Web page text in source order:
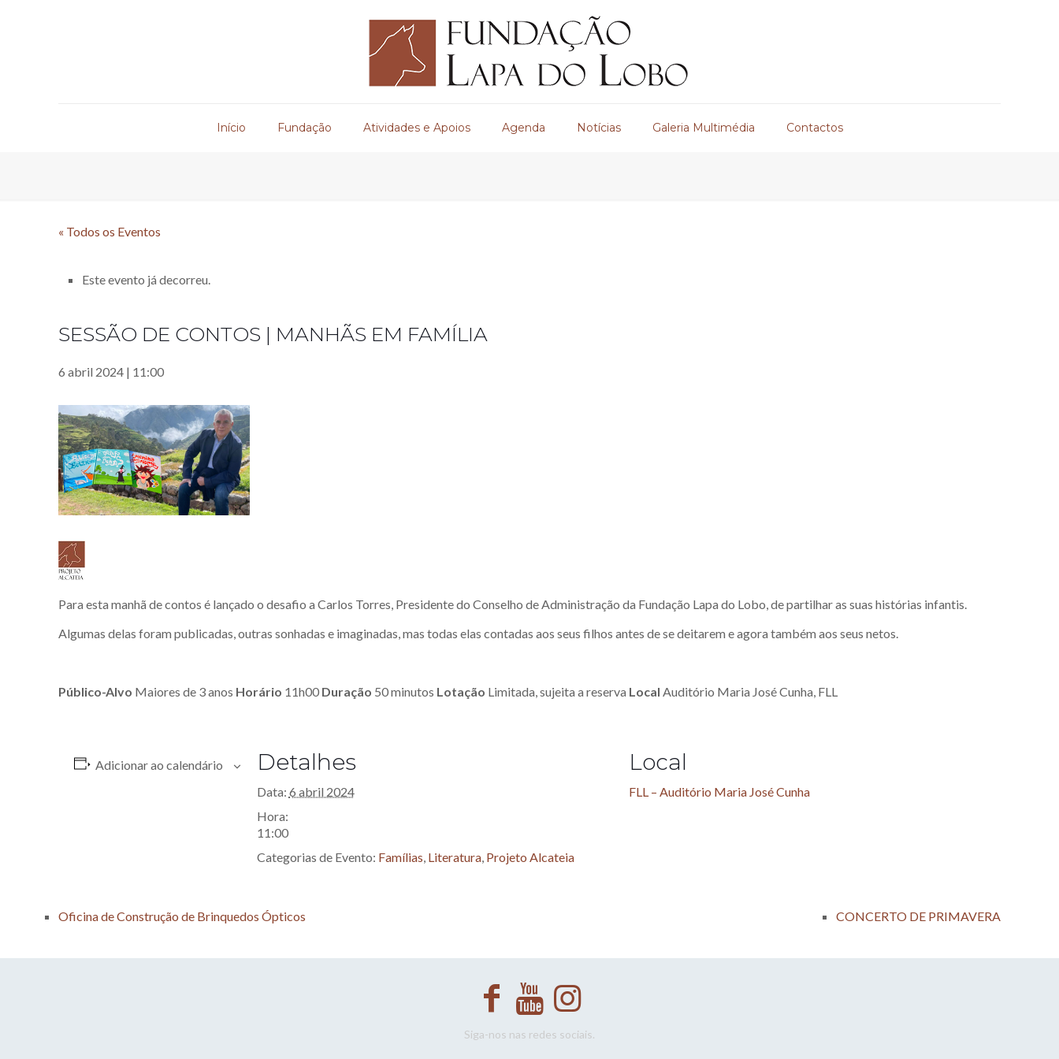
Início Fundação Atividades e Apoios Agenda Notícias Galeria Multimédia Contactos
« Todos os Eventos
Este evento já decorreu.
SESSÃO DE CONTOS | MANHÃS EM FAMÍLIA
6 abril 2024 | 11:00
Para esta manhã de contos é lançado o desafio a Carlos Torres, Presidente do Conselho de Administração da Fundação Lapa do Lobo, de partilhar as suas histórias infantis.
Algumas delas foram publicadas, outras sonhadas e imaginadas, mas todas elas contadas aos seus filhos antes de se deitarem e agora também aos seus netos.
Público-Alvo Maiores de 3 anos Horário 11h00 Duração 50 minutos Lotação Limitada, sujeita a reserva Local Auditório Maria José Cunha, FLL
Adicionar ao calendário Detalhes
Data: 6 abril 2024
Hora:
11:00
Categorias de Evento: Famílias, Literatura, Projeto Alcateia
Local
FLL – Auditório Maria José Cunha
Oficina de Construção de Brinquedos Ópticos CONCERTO DE PRIMAVERA
Siga-nos nas redes sociais.